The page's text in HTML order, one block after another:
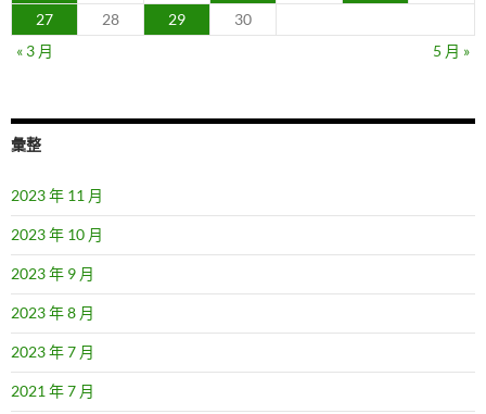
27 28 29
30
« 3 月
5 月 »
彙整
2023 年 11 月
2023 年 10 月
2023 年 9 月
2023 年 8 月
2023 年 7 月
2021 年 7 月